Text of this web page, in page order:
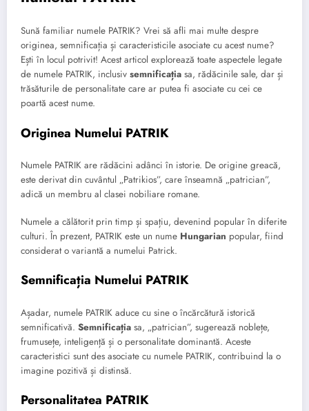
Sună familiar numele PATRIK? Vrei să afli mai multe despre
originea, semnificația și caracteristicile asociate cu acest nume?
Ești în locul potrivit! Acest articol explorează toate aspectele legate
de numele PATRIK, inclusiv semnificația sa, rădăcinile sale, dar și
trăsăturile de personalitate care ar putea fi asociate cu cei ce
poartă acest nume.
Originea Numelui PATRIK
Numele PATRIK are rădăcini adânci în istorie. De origine greacă,
este derivat din cuvântul „Patrikios”, care înseamnă „patrician”,
adică un membru al clasei nobiliare romane.
Numele a călătorit prin timp și spațiu, devenind popular în diferite
culturi. În prezent, PATRIK este un nume Hungarian popular, fiind
considerat o variantă a numelui Patrick.
Semnificația Numelui PATRIK
Așadar, numele PATRIK aduce cu sine o încărcătură istorică
semnificativă. Semnificația sa, „patrician”, sugerează noblețe,
frumusețe, inteligență și o personalitate dominantă. Aceste
caracteristici sunt des asociate cu numele PATRIK, contribuind la o
imagine pozitivă și distinsă.
Personalitatea PATRIK